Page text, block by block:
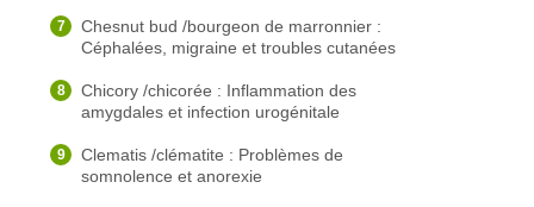
Chesnut bud /bourgeon de marronnier :
Céphalées, migraine et troubles cutanées
Chicory /chicorée : Inflammation des
amygdales et infection urogénitale
Clematis /clématite : Problèmes de
somnolence et anorexie